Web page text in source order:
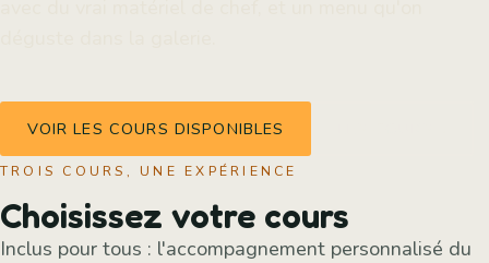
VOIR LES COURS DISPONIBLES
TROIS COURS, UNE EXPÉRIENCE
Choisissez votre cours
Inclus pour tous : l'accompagnement personnalisé du